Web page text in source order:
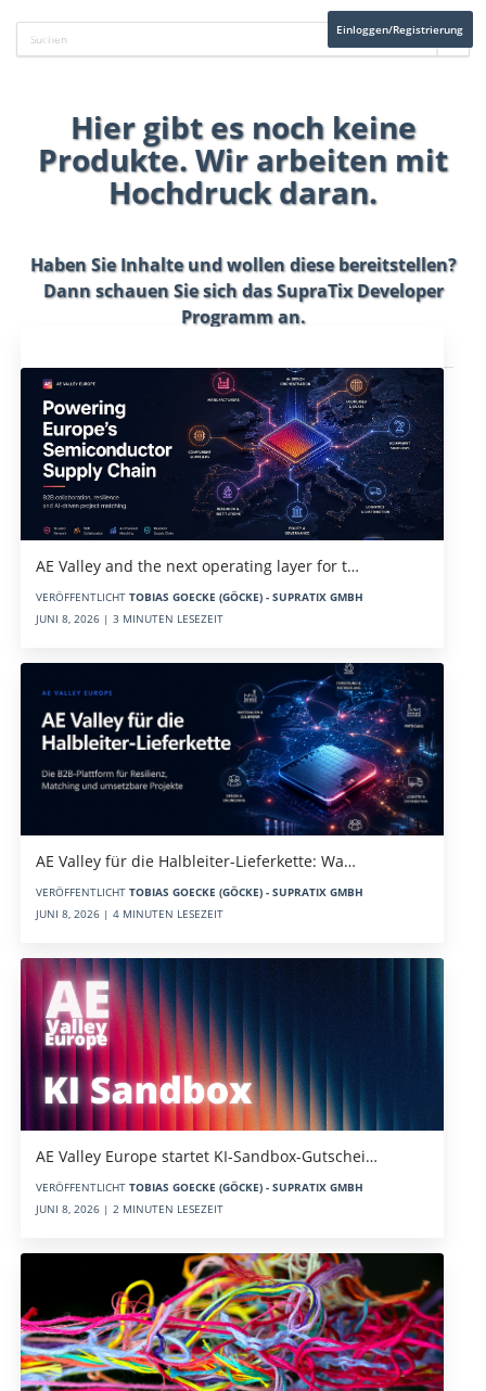
Einloggen/Registrierung
Hier gibt es noch keine
Produkte. Wir arbeiten mit
Hochdruck daran.
Haben Sie Inhalte und wollen diese bereitstellen?
Dann schauen Sie sich dasSupraTix Developer
Programman.
AE Valley and the next operating layer for t…
VERÖFFENTLICHT TOBIAS GOECKE (GÖCKE) - SUPRATIX GMBH
JUNI 8, 2026 | 3 MINUTEN LESEZEIT
AE Valley für die Halbleiter-Lieferkette: Wa…
VERÖFFENTLICHT TOBIAS GOECKE (GÖCKE) - SUPRATIX GMBH
JUNI 8, 2026 | 4 MINUTEN LESEZEIT
AE Valley Europe startet KI-Sandbox-Gutschei…
VERÖFFENTLICHT TOBIAS GOECKE (GÖCKE) - SUPRATIX GMBH
JUNI 8, 2026 | 2 MINUTEN LESEZEIT